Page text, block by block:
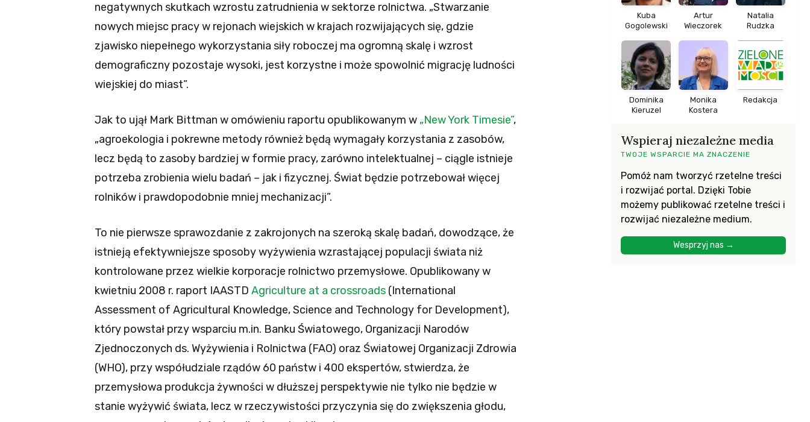
negatywnych skutkach wzrostu zatrudnienia w sektorze rolnictwa. „Stwarzanie
nowych miejsc pracy w rejonach wiejskich w krajach rozwijających się, gdzie
zjawisko niepełnego wykorzystania siły roboczej ma ogromną skalę i wzrost
demograficzny pozostaje wysoki, jest korzystne i może spowolnić migrację ludności
wiejskiej do miast”.
Jak to ujął Mark Bittman w omówieniu raportu opublikowanym w „New York Timesie”,
„agroekologia i pokrewne metody również będą wymagały korzystania z zasobów,
lecz będą to zasoby bardziej w formie pracy, zarówno intelektualnej – ciągle istnieje
potrzeba zrobienia wielu badań – jak i fizycznej. Świat będzie potrzebował więcej
rolników i prawdopodobnie mniej mechanizacji”.
To nie pierwsze sprawozdanie z zakrojonych na szeroką skalę badań, dowodzące, że
istnieją efektywniejsze sposoby wyżywienia wzrastającej populacji świata niż
kontrolowane przez wielkie korporacje rolnictwo przemysłowe. Opublikowany w
kwietniu 2008 r. raport IAASTD Agriculture at a crossroads (International
Assessment of Agricultural Knowledge, Science and Technology for Development),
który powstał przy wsparciu m.in. Banku Światowego, Organizacji Narodów
Zjednoczonych ds. Wyżywienia i Rolnictwa (FAO) oraz Światowej Organizacji Zdrowia
(WHO), przy współudziale rządów 60 państw i 400 ekspertów, stwierdza, że
przemysłowa produkcja żywności w dłuższej perspektywie nie tylko nie będzie w
stanie wyżywić świata, lecz w rzeczywistości przyczynia się do zwiększenia głodu,
Kuba
Gogolewski
Artur
Wieczorek
Natalia
Rudzka
Dominika
Kieruzel
Monika
Kostera
Redakcja
Wspieraj niezależne media
TWOJE WSPARCIE MA ZNACZENIE
Pomóż nam tworzyć rzetelne treści
i rozwijać portal. Dzięki Tobie
możemy publikować rzetelne treści i
rozwijać niezależne medium.
Wesprzyj nas →